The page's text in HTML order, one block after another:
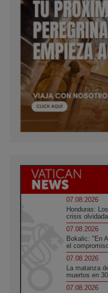
07.08.2026
Honduras:
crisis olvidada
07.08.2026
Bokalic: "En
el
07.08.2026
La matanza
muertos en
07.08.2026